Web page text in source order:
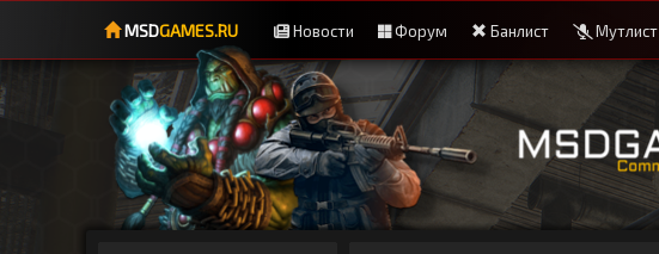
MSDGAMES.RU Новости Форум Банлист Мутлист